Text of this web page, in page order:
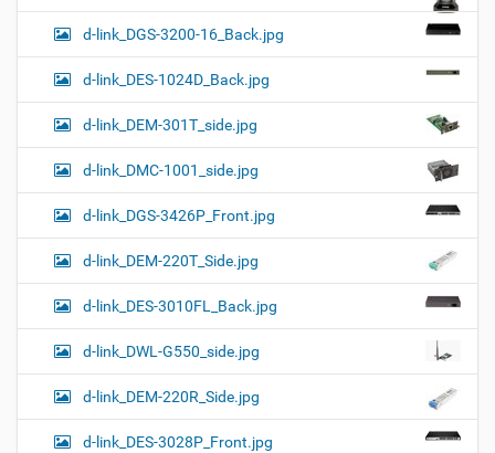
d-link_DGS-3200-16_Back.jpg
d-link_DES-1024D_Back.jpg
d-link_DEM-301T_side.jpg
d-link_DMC-1001_side.jpg
d-link_DGS-3426P_Front.jpg
d-link_DEM-220T_Side.jpg
d-link_DES-3010FL_Back.jpg
d-link_DWL-G550_side.jpg
d-link_DEM-220R_Side.jpg
d-link_DES-3028P_Front.jpg